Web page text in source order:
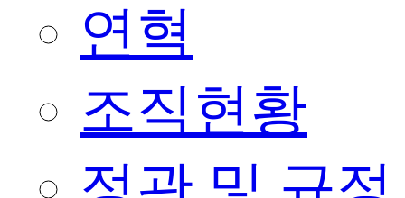
연혁
조직현황